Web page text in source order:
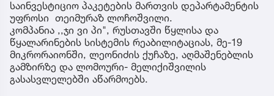
საინვესტიციო პაკეტების მართვის დეპარტამენტის
უფროსი თეიმურაზ ლოჩოშვილი.
კომპანია ,,ჯი ვი პი", რუსთავში წყლისა და
წყალარინების სისტემის რეაბილიტაციას, მე-19
მიკრორაიონში, ლეონიძის ქუჩაზე, აღმაშენებლის
გამზირზე და ლომოური- მელიქიშვილის
გასასვლელებში აწარმოებს.